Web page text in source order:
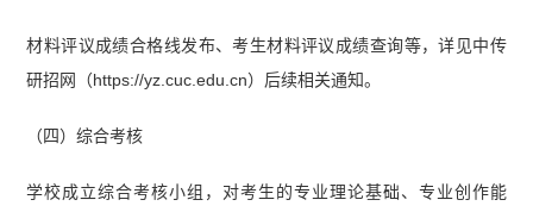
材料评议成绩合格线发布、考生材料评议成绩查询等，详见中传
研招网（https://yz.cuc.edu.cn）后续相关通知。
（四）综合考核
学校成立综合考核小组，对考生的专业理论基础、专业创作能